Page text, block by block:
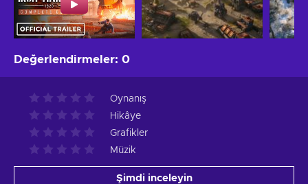
Değerlendirmeler: 0
Oynanış
Hikâye
Grafikler
Müzik
Şimdi inceleyin